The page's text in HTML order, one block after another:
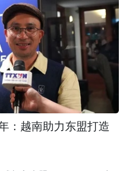
：越南助力东盟打造